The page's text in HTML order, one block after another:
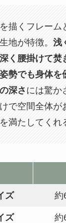
描くフレーム
地が特徴。 浅
く腰掛けて焚
勢でも身体を
深さ には驚か
で空間全体が
満たしてくれ
ズ 約
ズ 約